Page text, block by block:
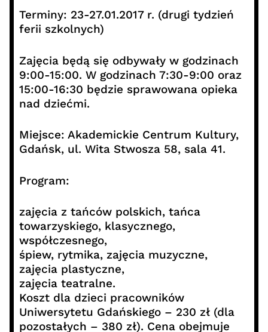
Terminy: 23-27.01.2017 r. (drugi tydzień
ferii szkolnych)
Zajęcia będą się odbywały w godzinach
9:00-15:00. W godzinach 7:30-9:00 oraz
15:00-16:30 będzie sprawowana opieka
nad dziećmi.
Miejsce: Akademickie Centrum Kultury,
Gdańsk, ul. Wita Stwosza 58, sala 41.
Program:
zajęcia z tańców polskich, tańca
towarzyskiego, klasycznego,
współczesnego,
śpiew, rytmika, zajęcia muzyczne,
zajęcia plastyczne,
zajęcia teatralne.
Koszt dla dzieci pracowników
Uniwersytetu Gdańskiego – 230 zł (dla
pozostałych – 380 zł). Cena obejmuje